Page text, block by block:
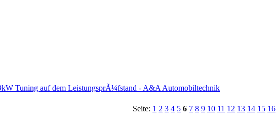
Tuning auf dem LeistungsprÃ¼fstand - A&A Automobiltechnik
Seite: 1 2 3 4 5 6 7 8 9 10 11 12 13 14 15 16